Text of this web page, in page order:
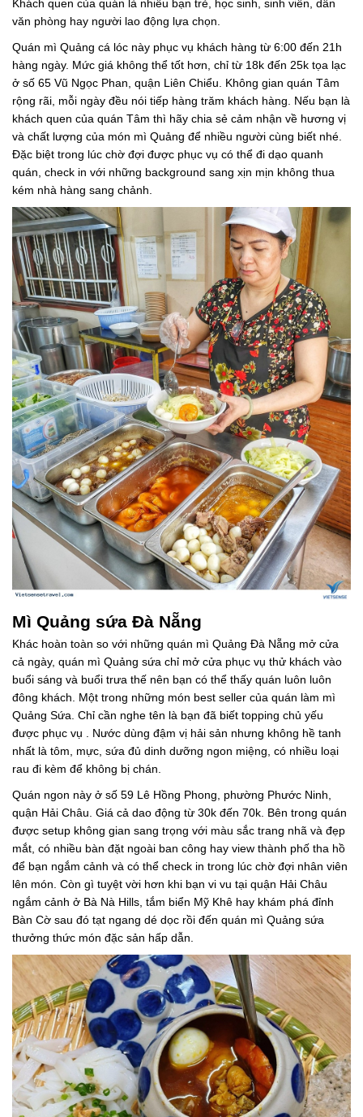
Khách quen của quán là nhiều bạn trẻ, học sinh, sinh viên, dân
văn phòng hay người lao động lựa chọn.
Quán mì Quảng cá lóc này phục vụ khách hàng từ 6:00 đến 21h
hàng ngày. Mức giá không thể tốt hơn, chỉ từ 18k đến 25k tọa lạc
ở số 65 Vũ Ngọc Phan, quận Liên Chiểu. Không gian quán Tâm
rộng rãi, mỗi ngày đều nói tiếp hàng trăm khách hàng. Nếu bạn là
khách quen của quán Tâm thì hãy chia sẻ cảm nhận về hương vị
và chất lượng của món mì Quảng để nhiều người cùng biết nhé.
Đặc biệt trong lúc chờ đợi được phục vụ có thể đi dạo quanh
quán, check in với những background sang xịn mịn không thua
kém nhà hàng sang chảnh.
Mì Quảng sứa Đà Nẵng
Khác hoàn toàn so với những quán mì Quảng Đà Nẵng mở cửa
cả ngày, quán mì Quảng sứa chỉ mở cửa phục vụ thử khách vào
buổi sáng và buổi trưa thế nên bạn có thể thấy quán luôn luôn
đông khách. Một trong những món best seller của quán làm mì
Quảng Sứa. Chỉ cần nghe tên là bạn đã biết topping chủ yếu
được phục vụ . Nước dùng đậm vị hải sản nhưng không hề tanh
nhất là tôm, mực, sứa đủ dinh dưỡng ngon miệng, có nhiều loại
rau đi kèm để không bị chán.
Quán ngon này ở số 59 Lê Hồng Phong, phường Phước Ninh,
quận Hải Châu. Giá cả dao động từ 30k đến 70k. Bên trong quán
được setup không gian sang trọng với màu sắc trang nhã và đẹp
mắt, có nhiều bàn đặt ngoài ban công hay view thành phố tha hồ
để bạn ngắm cảnh và có thể check in trong lúc chờ đợi nhân viên
lên món. Còn gì tuyệt vời hơn khi bạn vi vu tại quận Hải Châu
ngắm cảnh ở Bà Nà Hills, tắm biển Mỹ Khê hay khám phá đỉnh
Bàn Cờ sau đó tạt ngang dé dọc rồi đến quán mì Quảng sứa
thưởng thức món đặc sản hấp dẫn.